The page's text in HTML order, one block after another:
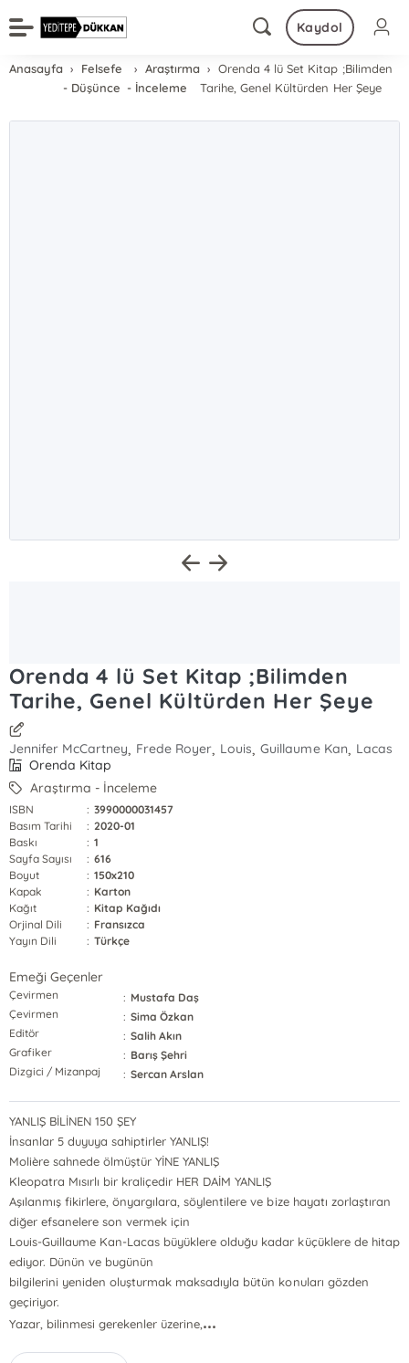
Kaydol
Anasayfa
Felsefe
- Düşünce
Araştırma
- İnceleme
Orenda 4 lü Set Kitap ;Bilimden
Tarihe, Genel Kültürden Her Şeye
Orenda 4 lü Set Kitap ;Bilimden
Tarihe, Genel Kültürden Her Şeye
Jennifer McCartney, Frede Royer, Louis, Guillaume Kan, Lacas
Orenda Kitap
Araştırma - İnceleme
ISBN : 3990000031457
Basım Tarihi
: 2020-01
Baskı
: 1
Sayfa Sayısı
: 616
Boyut
: 150x210
Kapak
: Karton
Kağıt
: Kitap Kağıdı
Orjinal Dili
: Fransızca
Yayın Dili
: Türkçe
Emeği Geçenler
Çevirmen : Mustafa Daş
Çevirmen
: Sima Özkan
Editör
: Salih Akın
Grafiker
: Barış Şehri
Dizgici / Mizanpaj
: Sercan Arslan
YANLIŞ BİLİNEN 150 ŞEY
İnsanlar 5 duyuya sahiptirler YANLIŞ!
Molière sahnede ölmüştür YİNE YANLIŞ
Kleopatra Mısırlı bir kraliçedir HER DAİM YANLIŞ
Aşılanmış fikirlere, önyargılara, söylentilere ve bize hayatı zorlaştıran
diğer efsanelere son vermek için
Louis-Guillaume Kan-Lacas büyüklere olduğu kadar küçüklere de hitap
ediyor. Dünün ve bugünün
bilgilerini yeniden oluşturmak maksadıyla bütün konuları gözden
geçiriyor.
Yazar, bilinmesi gerekenler üzerine, ...